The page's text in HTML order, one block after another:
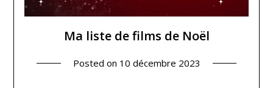
Ma liste de films de Noël
Posted on 10 décembre 2023